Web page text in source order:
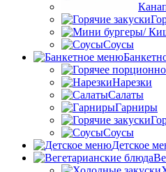
Соусы
Нарезки
Салаты
Гарниры
Соусы
Детское